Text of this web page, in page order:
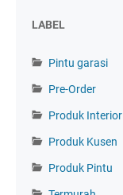
LABEL
Pintu garasi
Pre-Order
Produk Interior
Produk Kusen
Produk Pintu